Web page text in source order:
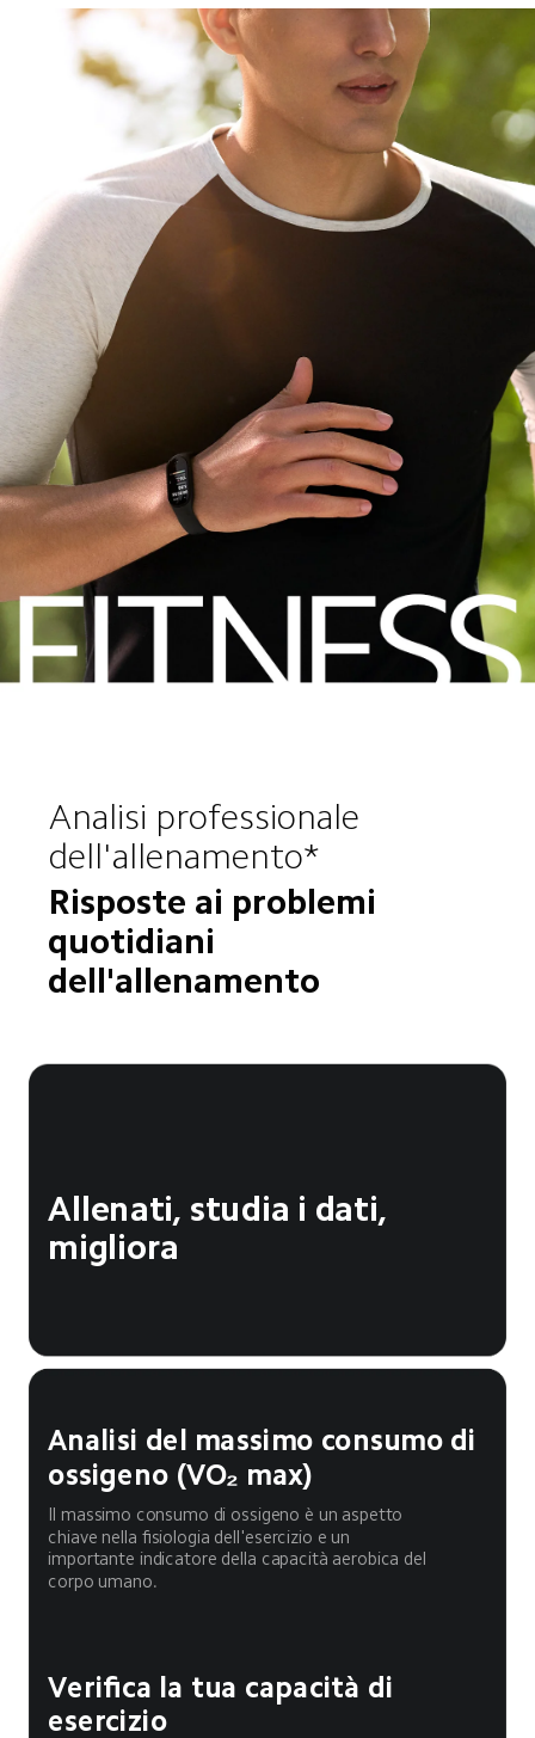
Analisi professionale
dell'allenamento*
Risposte ai problemi
quotidiani
Allenati, studia i dati,
migliora
Analisi del massimo consumo di
ossigeno (VO₂ max)
Il massimo consumo di ossigeno è un aspetto
chiave nella fisiologia dell'esercizio e un
importante indicatore della capacità aerobica del
corpo umano.
Verifica la tua capacità di
esercizio